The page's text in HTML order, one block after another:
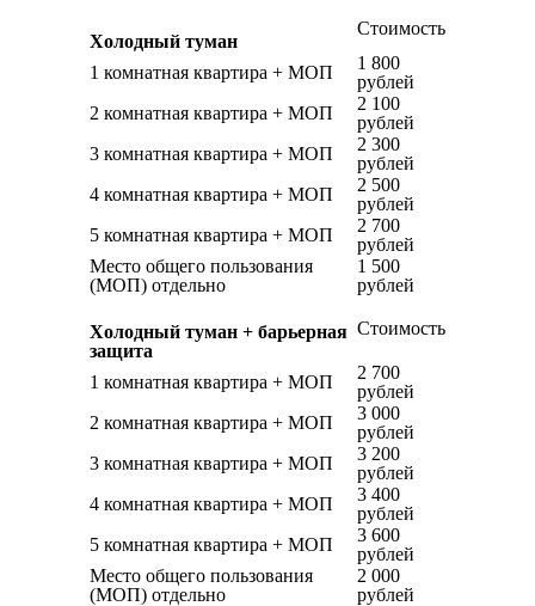
Холодный туман
Стоимость
1 комнатная квартира + МОП
1 800
рублей
2 комнатная квартира + МОП
2 100
рублей
3 комнатная квартира + МОП
2 300
рублей
4 комнатная квартира + МОП
2 500
рублей
5 комнатная квартира + МОП
2 700
рублей
Место общего пользования
(МОП) отдельно
1 500
рублей
Холодный туман + барьерная
защита
Стоимость
1 комнатная квартира + МОП
2 700
рублей
2 комнатная квартира + МОП
3 000
рублей
3 комнатная квартира + МОП
3 200
рублей
4 комнатная квартира + МОП
3 400
рублей
5 комнатная квартира + МОП
3 600
рублей
Место общего пользования
(МОП) отдельно
2 000
рублей